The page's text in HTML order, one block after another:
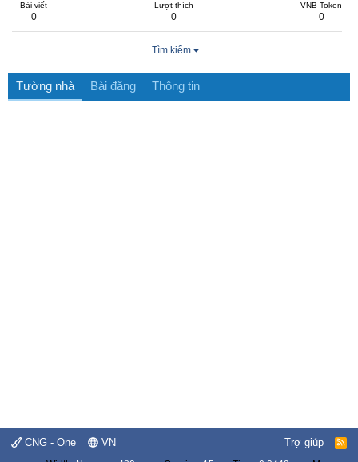
Bài viết
0
Lượt thích
0
VNB Token
0
Tìm kiếm
Tường nhà Bài đăng Thông tin
CNG - One VN Trợ giúp
R